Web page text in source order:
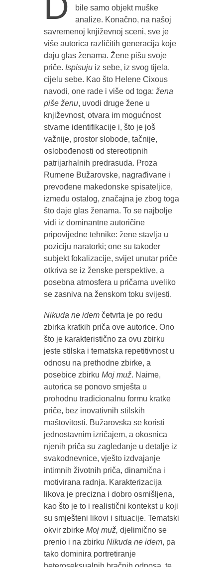
bile samo objekt muške
analize. Konačno, na našoj
savremenoj književnoj sceni, sve je
više autorica različitih generacija koje
daju glas ženama. Žene pišu svoje
priče. Ispisujuiz sebe, iz svog tijela,
cijelu sebe. Kao što Helene Cixous
navodi, one rade i više od toga: žena
piše ženu, uvodi druge žene u
književnost, otvara im mogućnost
stvarne identifikacije i, što je još
važnije, prostor slobode, tačnije,
oslobođenosti od stereotipnih
patrijarhalnih predrasuda. Proza
Rumene Bužarovske, nagrađivane i
prevođene makedonske spisateljice,
između ostalog, značajna je zbog toga
što daje glas ženama. To se najbolje
vidi iz dominantne autoričine
pripovijedne tehnike: žene stavlja u
poziciju naratorki; one su također
subjekt fokalizacije, svijet unutar priče
otkriva se iz ženske perspektive, a
posebna atmosfera u pričama uveliko
se zasniva na ženskom toku svijesti.
Nikuda ne idem četvrta je po redu
zbirka kratkih priča ove autorice. Ono
što je karakteristično za ovu zbirku
jeste stilska i tematska repetitivnost u
odnosu na prethodne zbirke, a
posebice zbirku Moj muž. Naime,
autorica se ponovo smješta u
prohodnu tradicionalnu formu kratke
priče, bez inovativnih stilskih
maštovitosti. Bužarovska se koristi
jednostavnim izričajem, a okosnica
njenih priča su zagledanje u detalje iz
svakodnevnice, vješto izdvajanje
intimnih životnih priča, dinamična i
motivirana radnja. Karakterizacija
likova je precizna i dobro osmišljena,
kao što je to i realistični kontekst u koji
su smješteni likovi i situacije. Tematski
okvir zbirke Moj muž, djelimično se
prenio i na zbirku Nikuda ne idem, pa
tako dominira portretiranje